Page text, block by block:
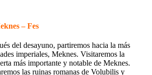
– Fes
del desayuno, partiremos hacia la más
imperiales, Meknes. Visitaremos la
más importante y notable de Meknes.
las ruinas romanas de Volubilis y